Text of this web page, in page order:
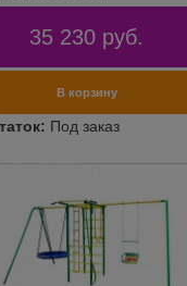
35 230 руб.